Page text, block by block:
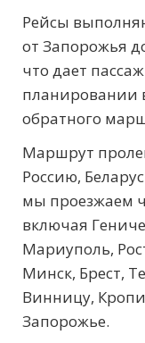
Рейсы
от Запорожья
что дает
планировании
обратного
Маршрут
Россию,
мы проезжаем
включая
Мариуполь,
Минск, Брест,
Винницу,
Запорожье.